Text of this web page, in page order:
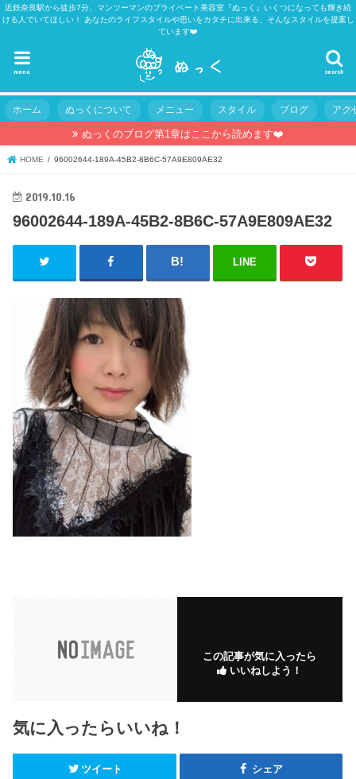
近鉄奈良駅から徒歩7分、マンツーマンのプライベート美容室『ぬっく』いくつになっても輝き続
ける人でいてほしい！ あなたのライフスタイルや思いをカタチに出来る、そんなスタイルを提案し
ています❤️
search
menu
ホーム ぬっくについて メニュー スタイル ブログ アク
ぬっくのブログ第1章はここから読めます❤️
HOME 96002644-189A-45B2-8B6C-57A9E809AE32
2019.10.16
96002644-189A-45B2-8B6C-57A9E809AE32
LINE
この記事が気に入ったら
いいねしよう！
気に入ったらいいね！
ツイート シェア